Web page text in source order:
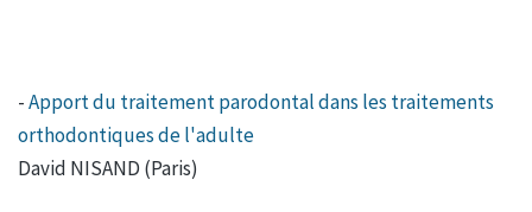
-Apport du traitement parodontal dans les traitements
orthodontiques de l'adulte
David NISAND (Paris)